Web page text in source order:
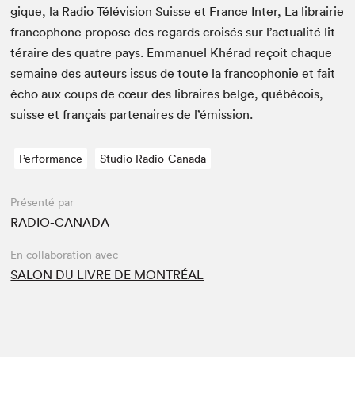
gique, la Radio Télévi­sion Suisse et France Inter, La librairie
fran­coph­o­ne pro­pose des regards croisés sur l’ac­tu­al­ité lit­
téraire des qua­tre pays. Emmanuel Khérad reçoit chaque
semaine des auteurs issus de toute la fran­coph­o­nie et fait
écho aux coups de cœur des libraires belge, québé­cois,
suisse et français parte­naires de l’émission.
Performance Studio Radio-Canada
Présenté par
RADIO-CANADA
En collaboration avec
SALON DU LIVRE DE MONTRÉAL